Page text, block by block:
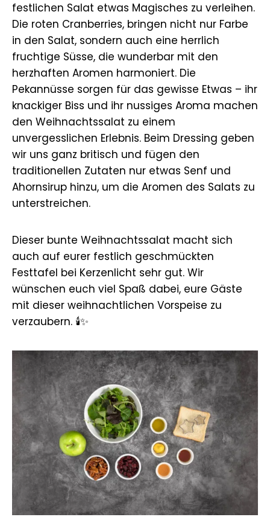
festlichen Salat etwas Magisches zu verleihen.
Die roten Cranberries, bringen nicht nur Farbe
in den Salat, sondern auch eine herrlich
fruchtige Süsse, die wunderbar mit den
herzhaften Aromen harmoniert. Die
Pekannüsse sorgen für das gewisse Etwas – ihr
knackiger Biss und ihr nussiges Aroma machen
den Weihnachtssalat zu einem
unvergesslichen Erlebnis. Beim Dressing geben
wir uns ganz britisch und fügen den
traditionellen Zutaten nur etwas Senf und
Ahornsirup hinzu, um die Aromen des Salats zu
unterstreichen.
Dieser bunte Weihnachtssalat macht sich
auch auf eurer festlich geschmückten
Festtafel bei Kerzenlicht sehr gut. Wir
wünschen euch viel Spaß dabei, eure Gäste
mit dieser weihnachtlichen Vorspeise zu
verzaubern. 🕯️✨